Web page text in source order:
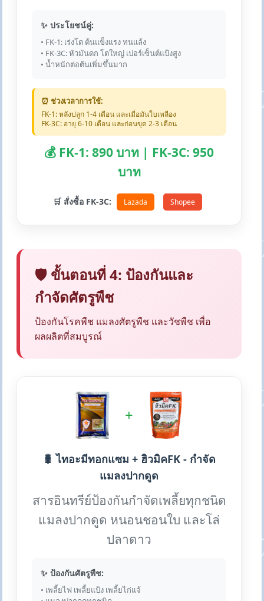
✨ ประโยชน์คู่:
• FK-1: เร่งโต ต้นแข็งแรง ทนแล้ง
• FK-3C: หัวมันดก โตใหญ่ เปอร์เซ็นต์แป้งสูง
• น้ำหนักต่อต้นเพิ่มขึ้นมาก
⏰ ช่วงเวลาการใช้:
FK-1: หลังปลูก 1-4 เดือน และเมื่อมันใบเหลือง
FK-3C: อายุ 6-10 เดือน และก่อนขุด 2-3 เดือน
💰 FK-1: 890 บาท | FK-3C: 950
บาท
🛒 สั่งซื้อ FK-3C: Lazada Shopee
🛡️ ขั้นตอนที่ 4: ป้องกันและ
กำจัดศัตรูพืช
ป้องกันโรคพืช แมลงศัตรูพืช และวัชพืช เพื่อ
ผลผลิตที่สมบูรณ์
+
🐛 ไทอะมีทอกแซม + ฮิวมิคFK - กำจัด
แมลงปากดูด
สารอินทรีย์ป้องกันกำจัดเพลี้ยทุกชนิด
แมลงปากดูด หนอนชอนใบ และโล่
ปลาดาว
✨ ป้องกันศัตรูพืช:
• เพลี้ยไฟ เพลี้ยแป้ง เพลี้ยไก่แจ้